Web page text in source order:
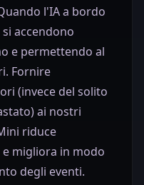
l'IA a bordo
accendono
e permettendo al
Fornire
(invece del solito
ai nostri
riduce
migliora in modo
degli eventi.